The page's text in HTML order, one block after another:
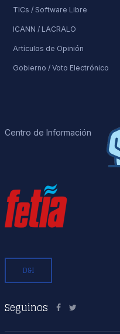
D&I
Seguinos
TICs / Software Libre
ICANN / LACRALO
Artículos de Opinión
Gobierno / Voto Electrónico
Centro de Información